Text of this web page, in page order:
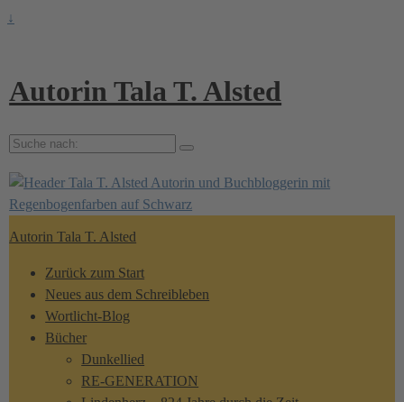
↓
Autorin Tala T. Alsted
Suche
Autorin Tala T. Alsted
Zurück zum Start
Neues aus dem Schreibleben
Wortlicht-Blog
Bücher
Dunkellied
RE-GENERATION